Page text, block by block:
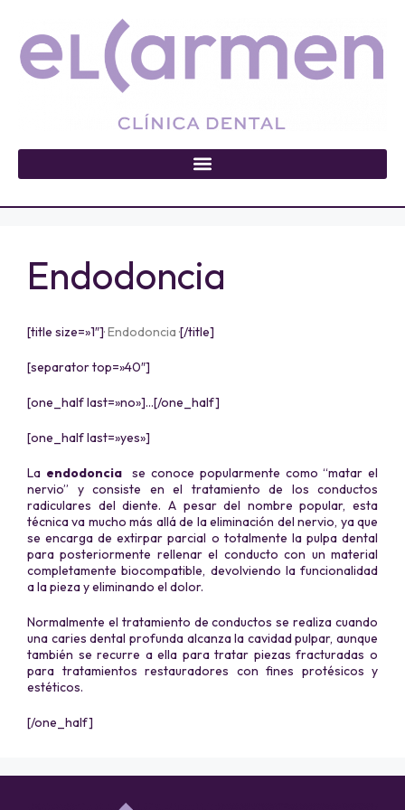
Endodoncia
[title size=»1″]· Endodoncia ·[/title]
[separator top=»40″]
[one_half last=»no»]…[/one_half]
[one_half last=»yes»]
La endodonciase conoce popularmente como “matar el
nervio” y consiste en el tratamiento de los conductos
radiculares del diente. A pesar del nombre popular, esta
técnica va mucho más allá de la eliminación del nervio, ya que
se encarga de extirpar parcial o totalmente la pulpa dental
para posteriormente rellenar el conducto con un material
completamente biocompatible, devolviendo la funcionalidad
a la pieza y eliminando el dolor.
Normalmente el tratamiento de conductos se realiza cuando
una caries dental profunda alcanza la cavidad pulpar, aunque
también se recurre a ella para tratar piezas fracturadas o
para tratamientos restauradores con fines protésicos y
estéticos.
[/one_half]